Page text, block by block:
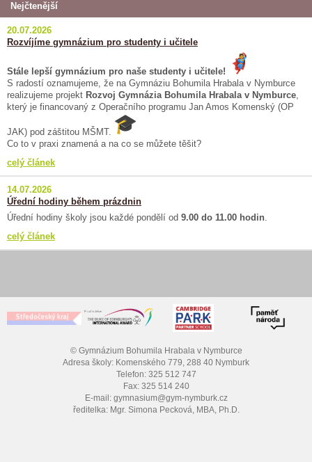
Nejčtenější
20.07.2026
Rozvíjíme gymnázium pro studenty i učitele
Stále lepší gymnázium pro naše studenty i učitele!
S radostí oznamujeme, že na Gymnáziu Bohumila Hrabala v Nymburce
realizujeme projekt Rozvoj Gymnázia Bohumila Hrabala v Nymburce,
který je financovaný z Operačního programu Jan Amos Komenský (OP
JAK) pod záštitou MŠMT.
Co to v praxi znamená a na co se můžete těšit?
celý článek
14.07.2026
Úřední hodiny během prázdnin
Úřední hodiny školy jsou každé pondělí od 9.00 do 11.00 hodin.
celý článek
© Gymnázium Bohumila Hrabala v Nymburce
Adresa školy: Komenského 779, 288 40 Nymburk
Telefon: 325 512 747
Fax: 325 514 240
E-mail: gymnasium@gym-nymburk.cz
ředitelka: Mgr. Simona Pecková, MBA, Ph.D.